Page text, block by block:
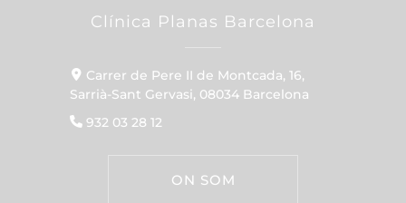
Clínica Planas Barcelona
Carrer de Pere II de Montcada, 16,
Sarrià-Sant Gervasi, 08034 Barcelona
932 03 28 12
ON SOM